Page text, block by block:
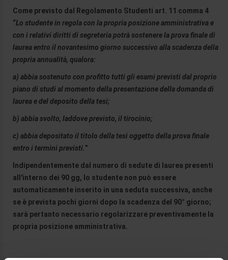
Come previsto dal Regolamento Studenti art. 11 comma 4
“Lo studente in regola con la propria posizione amministrativa e
con i relativi diritti di segreteria potrà sostenere la prova finale di
laurea entro il novantesimo giorno successivo alla scadenza della
propria annualità, qualora:
a) abbia sostenuto con profitto tutti gli esami previsti dal proprio
piano di studi al momento della presentazione della domanda di
laurea e del deposito della tesi;
b) abbia svolto, laddove previsto, il tirocinio;
c) abbia depositato il titolo della tesi oggetto della prova finale
entro i termini previsti.”
Indipendentemente dal numero di sedute di laurea presenti
all'interno dei 90 gg, lo studente non può essere
automaticamente inserito in una seduta successiva, anche
se è prevista pochi giorni dopo la scadenza del 90° giorno;
sarà pertanto necessario regolarizzare preventivamente la
propria posizione amministrativa.